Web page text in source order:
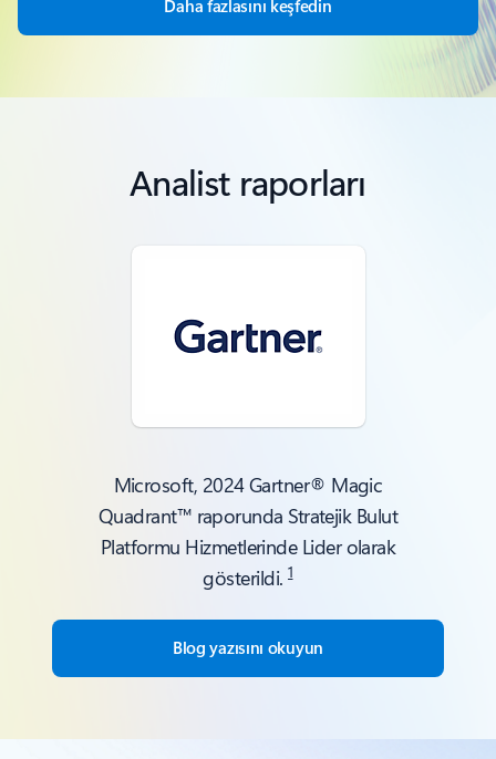
Daha fazlasını keşfedin
Analist raporları
Microsoft, 2024 Gartner® Magic
Quadrant™ raporunda Stratejik Bulut
Platformu Hizmetlerinde Lider olarak
gösterildi.1
Blog yazısını okuyun